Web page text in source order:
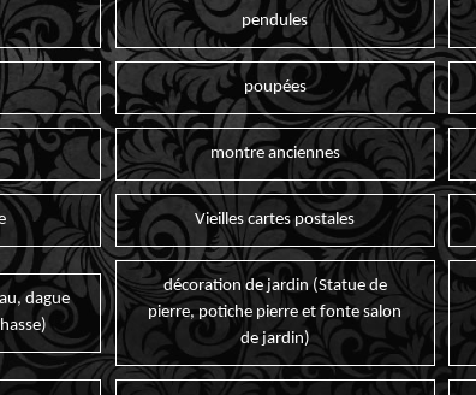
pendules
poupées
montre anciennes
Vieilles cartes postales
dague
décoration de jardin (Statue de
pierre, potiche pierre et fonte salon
de jardin)